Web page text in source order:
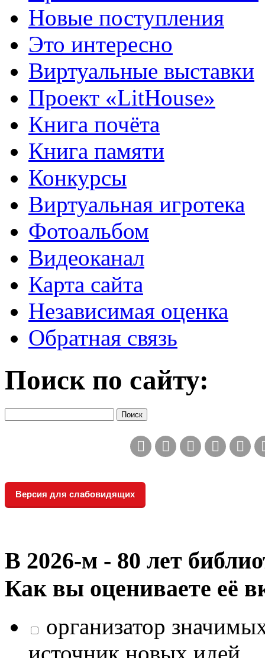
Новые поступления
Это интересно
Виртуальные выставки
Проект «LitHouse»
Книга почёта
Книга памяти
Конкурсы
Виртуальная игротека
Фотоальбом
Видеоканал
Карта сайта
Независимая оценка
Обратная связь
Поиск по сайту:
Версия для слабовидящих
В 2026‑м - 80 лет
Как вы оцениваете её
организатор